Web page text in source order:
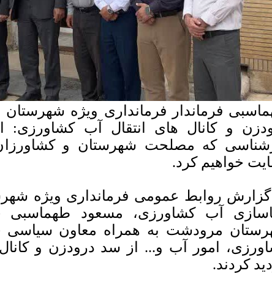
فرماندار فرمانداری ویژه
و کانال های انتقال آب کشاورزی:
که مصلحت شهرستان و
خواهیم کرد.
گزارش روابط عمومی فرمانداری ویژه
آب کشاورزی، مسعود طهماسبی
مرودشت به همراه معاون سیاسی
امور آب و... از سد درودزن و
کردند.